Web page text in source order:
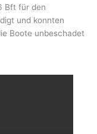
Bft für den
und konnten
Boote unbeschadet